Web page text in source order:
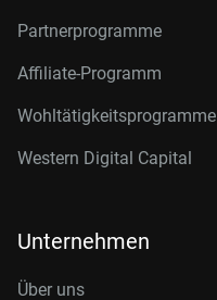
Partnerprogramme
Affiliate-Programm
Wohltätigkeitsprogramme
Western Digital Capital
Unternehmen
Über uns